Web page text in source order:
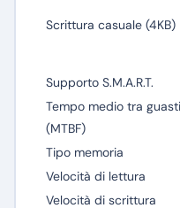
Scrittura casuale (4KB)
Supporto S.M.A.R.T.
Tempo medio tra guasti
(MTBF)
Tipo memoria
Velocità di lettura
Velocità di scrittura